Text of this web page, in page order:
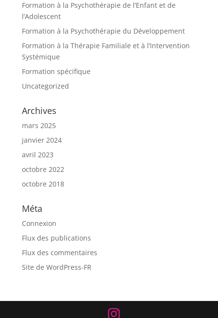
Formation à la Psychothérapie de l’Enfant et de
l’Adolescent
Formation à la Psychothérapie du Développement
Formation à la Thérapie Familiale et à l’Intervention
Systémique
Formation spécifique
Uncategorized
Archives
mars 2025
janvier 2024
avril 2023
octobre 2022
octobre 2018
Méta
Connexion
Flux des publications
Flux des commentaires
Site de WordPress-FR